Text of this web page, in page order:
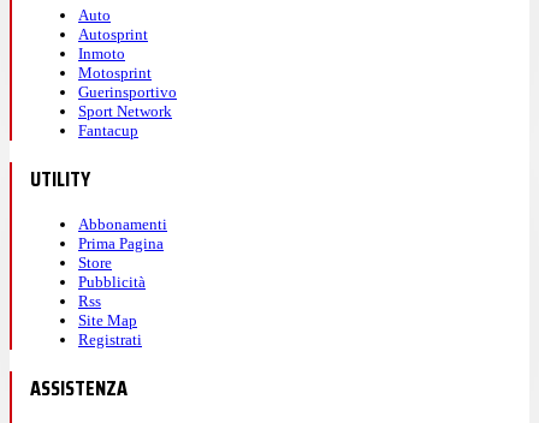
Auto
Autosprint
Inmoto
Motosprint
Guerinsportivo
Sport Network
Fantacup
UTILITY
Abbonamenti
Prima Pagina
Store
Pubblicità
Rss
Site Map
Registrati
ASSISTENZA